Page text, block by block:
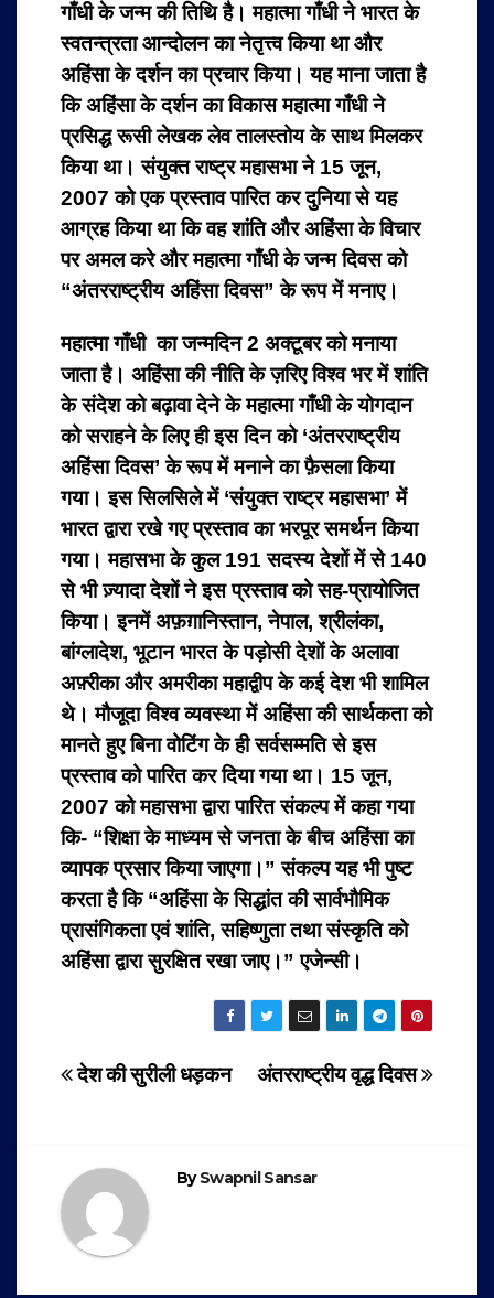
गाँधी के जन्म की तिथि है। महात्मा गाँधी ने भारत के
स्वतन्त्रता आन्दोलन का नेतृत्त्व किया था और
अहिंसा के दर्शन का प्रचार किया। यह माना जाता है
कि अहिंसा के दर्शन का विकास महात्मा गाँधी ने
प्रसिद्ध रूसी लेखक लेव तालस्तोय के साथ मिलकर
किया था। संयुक्त राष्ट्र महासभा ने 15 जून,
2007 को एक प्रस्ताव पारित कर दुनिया से यह
आग्रह किया था कि वह शांति और अहिंसा के विचार
पर अमल करे और महात्मा गाँधी के जन्म दिवस को
“अंतरराष्ट्रीय अहिंसा दिवस” के रूप में मनाए।
महात्मा गाँधी का जन्मदिन 2 अक्टूबर को मनाया
जाता है। अहिंसा की नीति के ज़रिए विश्व भर में शांति
के संदेश को बढ़ावा देने के महात्मा गाँधी के योगदान
को सराहने के लिए ही इस दिन को ‘अंतरराष्ट्रीय
अहिंसा दिवस’ के रूप में मनाने का फ़ैसला किया
गया। इस सिलसिले में ‘संयुक्त राष्ट्र महासभा’ में
भारत द्वारा रखे गए प्रस्ताव का भरपूर समर्थन किया
गया। महासभा के कुल 191 सदस्य देशों में से 140
से भी ज़्यादा देशों ने इस प्रस्ताव को सह-प्रायोजित
किया। इनमें अफ़ग़ानिस्तान, नेपाल, श्रीलंका,
बांग्लादेश, भूटान भारत के पड़ोसी देशों के अलावा
अफ़्रीका और अमरीका महाद्वीप के कई देश भी शामिल
थे। मौजूदा विश्व व्यवस्था में अहिंसा की सार्थकता को
मानते हुए बिना वोटिंग के ही सर्वसम्मति से इस
प्रस्ताव को पारित कर दिया गया था। 15 जून,
2007 को महासभा द्वारा पारित संकल्प में कहा गया
कि- “शिक्षा के माध्यम से जनता के बीच अहिंसा का
व्यापक प्रसार किया जाएगा।” संकल्प यह भी पुष्ट
करता है कि “अहिंसा के सिद्धांत की सार्वभौमिक
प्रासंगिकता एवं शांति, सहिष्णुता तथा संस्कृति को
अहिंसा द्वारा सुरक्षित रखा जाए।” एजेन्सी।
Post
अंतरराष्ट्रीय वृद्ध दिवस
देश की सुरीली धड़कन
BySwapnil Sansar